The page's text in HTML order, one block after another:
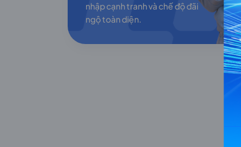
nhập cạnh tranh và chế độ đãi
ngộ toàn diện.